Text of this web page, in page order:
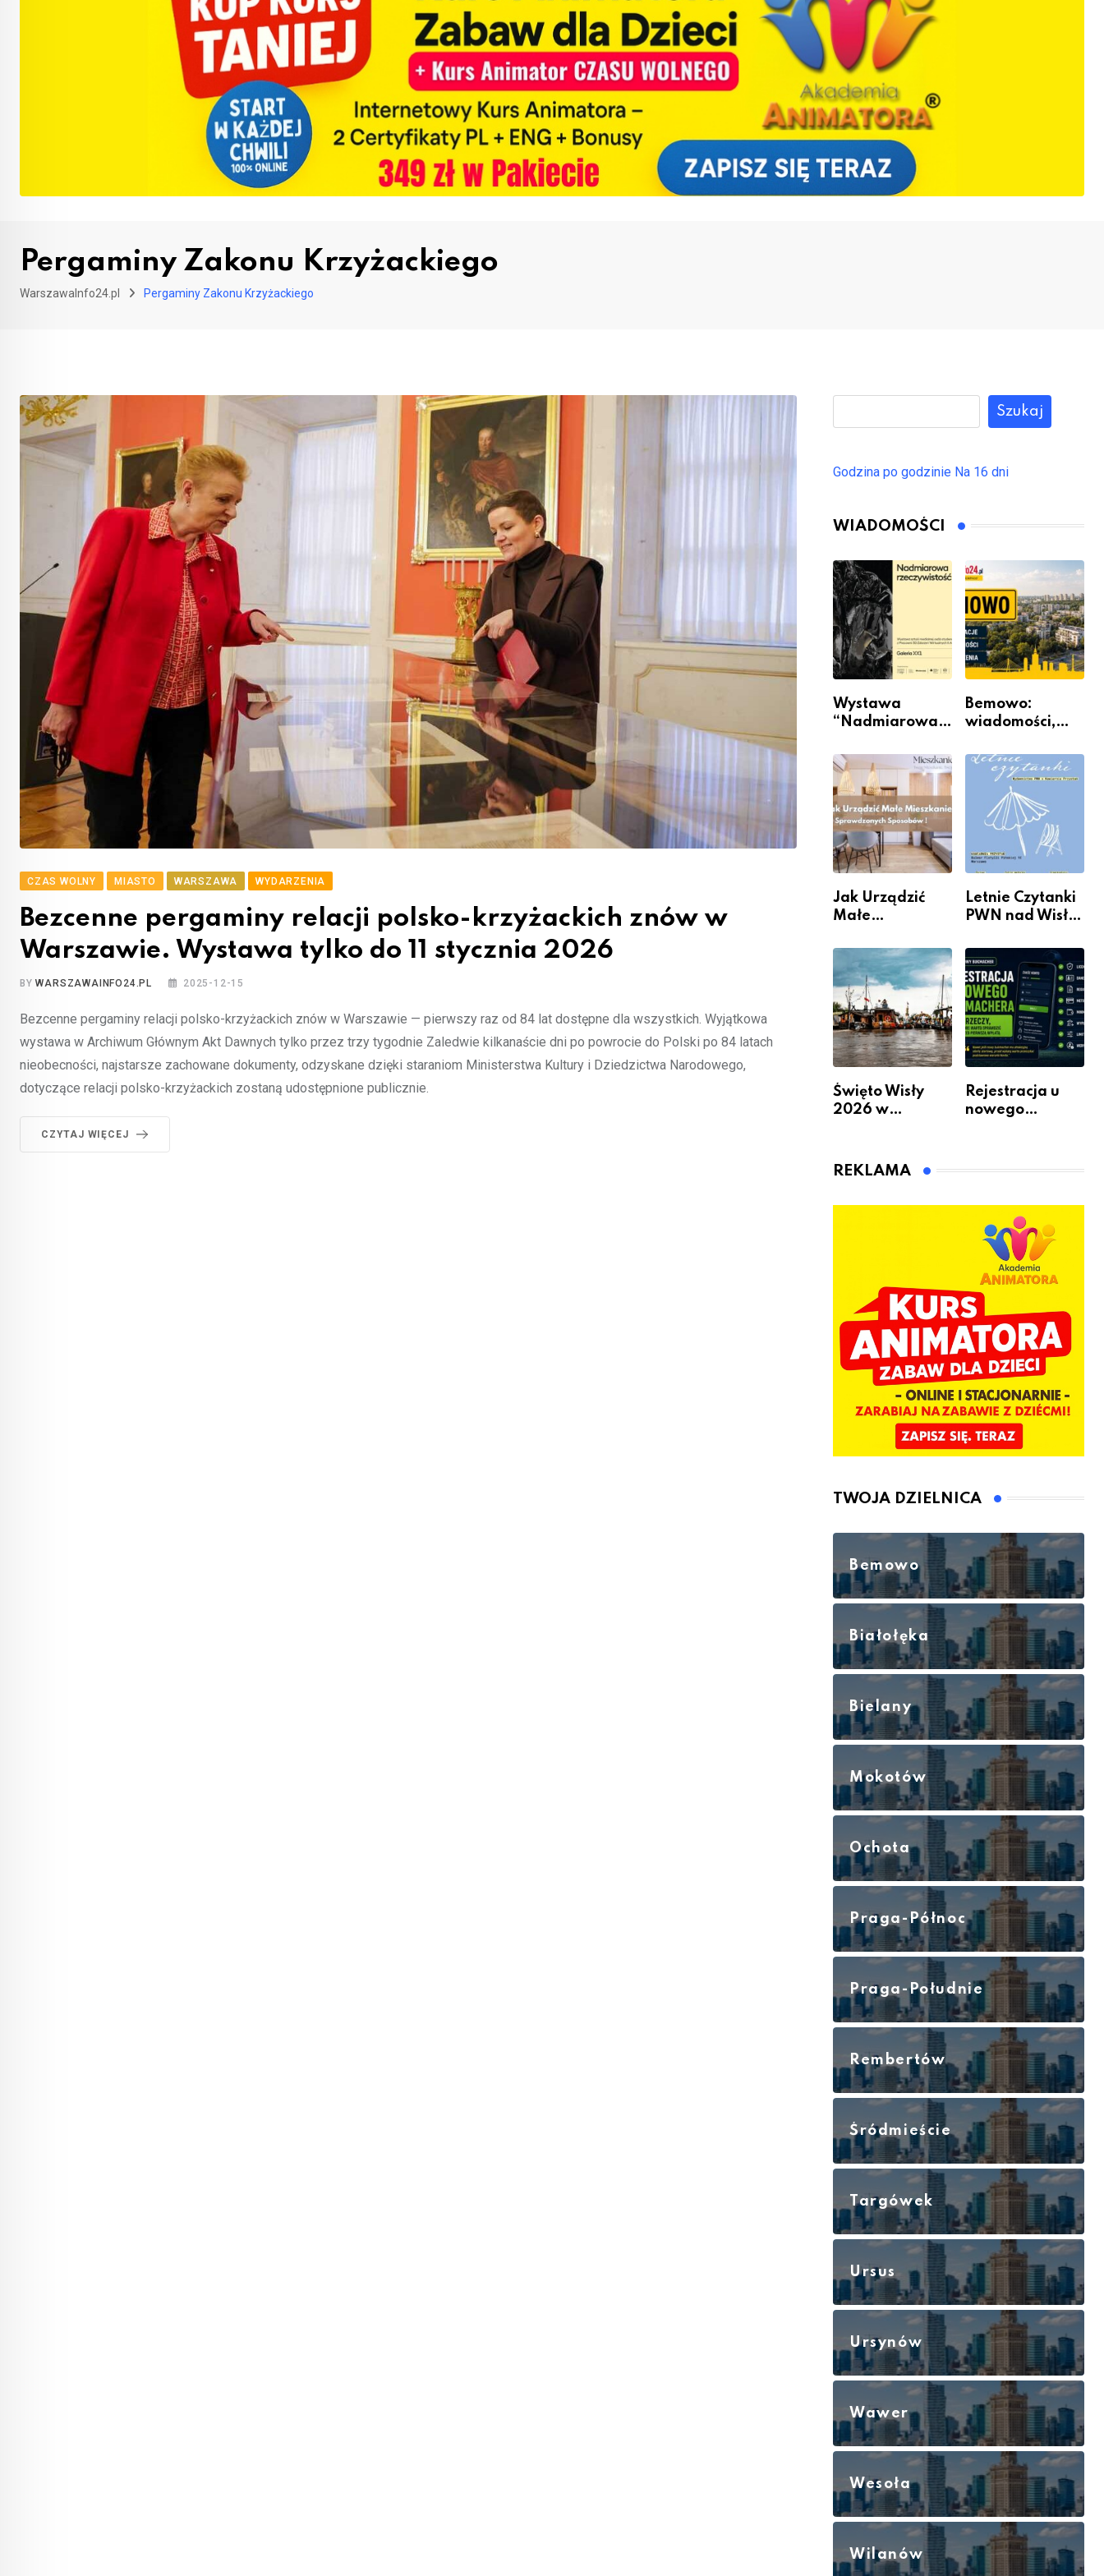
Pergaminy Zakonu Krzyżackiego
WarszawaInfo24.pl Pergaminy Zakonu Krzyżackiego
CZAS WOLNY MIASTO WARSZAWA WYDARZENIA
Bezcenne pergaminy relacji polsko-krzyżackich znów w
Warszawie. Wystawa tylko do 11 stycznia 2026
BYWARSZAWAINFO24.PL 2025-12-15
Bezcenne pergaminy relacji polsko-krzyżackich znów w Warszawie — pierwszy raz od 84 lat dostępne dla wszystkich. Wyjątkowa
wystawa w Archiwum Głównym Akt Dawnych tylko przez trzy tygodnie Zaledwie kilkanaście dni po powrocie do Polski po 84 latach
nieobecności, najstarsze zachowane dokumenty, odzyskane dzięki staraniom Ministerstwa Kultury i Dziedzictwa Narodowego,
dotyczące relacji polsko-krzyżackich zostaną udostępnione publicznie.
CZYTAJ WIĘCEJ
Szukaj
Godzina po godzinie Na 16 dni
WIADOMOŚCI
Wystawa
“Nadmiarowa
w Galerii XX1
Bemowo:
wiadomości,
wydarzenia z
dzielnicy
Jak Urządzić
Małe
Sposobów Na
Więcej
Przestrzeni Bez
Kosztownego
Remontu
Letnie Czytanki
PWN nad Wisłą.
książką, kawą i
chwilą dla
siebie
Święto Wisły
2026 w
się będzie działo
Rejestracja u
nowego
wpłatą
REKLAMA
TWOJA DZIELNICA
Bemowo
Białołęka
Bielany
Mokotów
Ochota
Praga-Północ
Praga-Południe
Rembertów
Śródmieście
Targówek
Ursus
Ursynów
Wawer
Wesoła
Wilanów